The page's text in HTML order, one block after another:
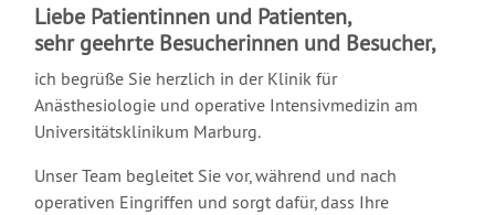
Liebe Patientinnen und Patienten,
sehr geehrte Besucherinnen und Besucher,
ich begrüße Sie herzlich in der Klinik für
Anästhesiologie und operative Intensivmedizin am
Universitätsklinikum Marburg.
Unser Team begleitet Sie vor, während und nach
operativen Eingriffen und sorgt dafür, dass Ihre